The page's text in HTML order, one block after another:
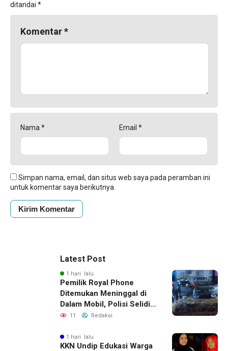
ditandai *
Komentar*
Nama * Email *
Simpan nama, email, dan situs web saya pada peramban ini
untuk komentar saya berikutnya.
Latest Post
1 hari lalu
Pemilik Royal Phone
Ditemukan Meninggal di
Dalam Mobil, Polisi Selidiki
Dugaan Keterkaitan
11 Redaksi
1 hari lalu
KKN Undip Edukasi Warga